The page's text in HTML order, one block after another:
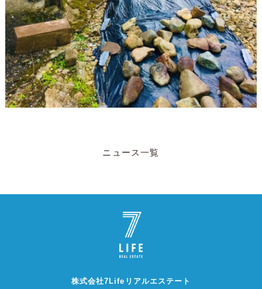
ニュース一覧
株式会社7Lifeリアルエステート